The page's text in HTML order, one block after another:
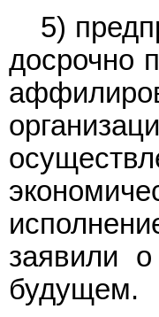
5)
досрочно
заявили
будущем.